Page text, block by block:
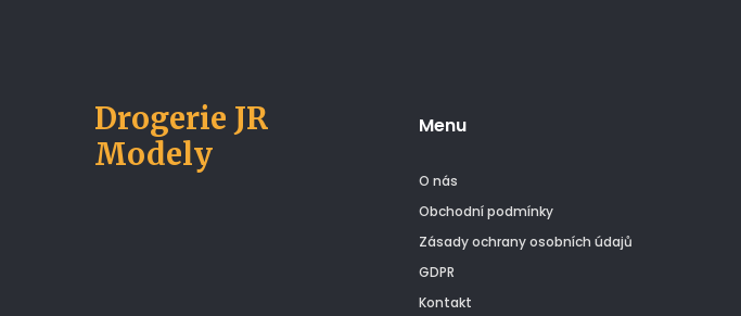
Drogerie JR
Modely
Menu
O nás
Obchodní podmínky
Zásady ochrany osobních údajů
GDPR
Kontakt